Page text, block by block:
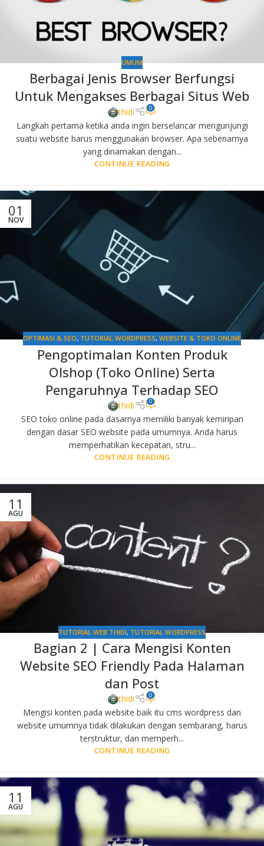
UMUM
Berbagai Jenis Browser Berfungsi
Untuk Mengakses Berbagai Situs Web
thidi 0
Langkah pertama ketika anda ingin berselancar mengunjungi
suatu website harus menggunakan browser. Apa sebenarnya
yang dinamakan dengan...
CONTINUE READING
01
NOV
OPTIMASI & SEO, TUTORIAL WORDPRESS, WEBSITE & TOKO ONLINE
Pengoptimalan Konten Produk
Olshop (Toko Online) Serta
Pengaruhnya Terhadap SEO
thidi 0
SEO toko online pada dasarnya memiliki banyak kemiripan
dengan dasar SEO website pada umumnya. Anda harus
memperhatikan kecepatan, stru...
CONTINUE READING
11
AGU
TUTORIAL WEB THIDI, TUTORIAL WORDPRESS
Bagian 2 | Cara Mengisi Konten
Website SEO Friendly Pada Halaman
dan Post
thidi 0
Mengisi konten pada website baik itu cms wordpress dan
website umumnya tidak dilakukan dengan sembarang, harus
terstruktur, dan memperh...
CONTINUE READING
11
AGU